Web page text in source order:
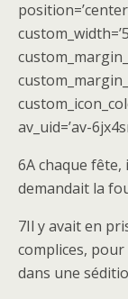
av_uid=’av-
6A chaque
demandait la
7Il y avait en
complices,
dans une